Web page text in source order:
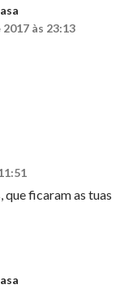
às 23:13
que ficaram as tuas